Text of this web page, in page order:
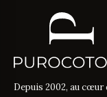
Depuis 2002, au